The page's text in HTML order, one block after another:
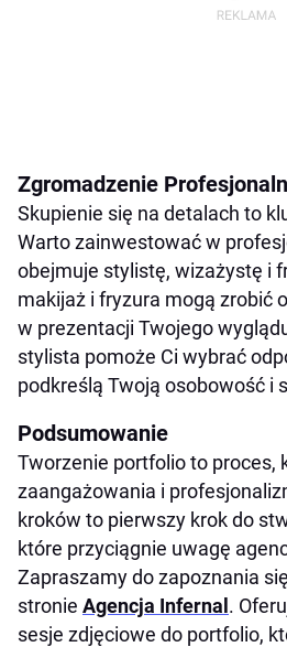
Zgromadzenie
Skupienie się na detalach to
Warto zainwestować w
obejmuje stylistę, wizażystę i
makijaż i fryzura mogą zrobić
w prezentacji Twojego
stylista pomoże Ci wybrać
podkreślą Twoją osobowość i
Podsumowanie
Tworzenie portfolio to proces,
zaangażowania i
kroków to pierwszy krok do
które przyciągnie uwagę
Zapraszamy do zapoznania
stronie Agencja Infernal.
sesje zdjęciowe do portfolio,